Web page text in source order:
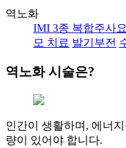
역노화
IMI 3종 복합주사
모 치료 발기부전
역노화 시술은?
인간이 생활하며, 에너
량이 있어야 합니다.